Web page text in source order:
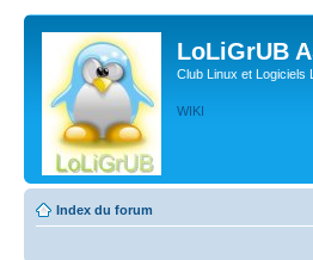
LoLiGrUB
Club Linux et Logiciels
WIKI
Index du forum